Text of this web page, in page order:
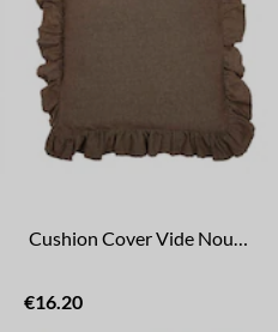
€16.20